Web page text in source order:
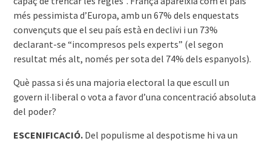
més pessimista d’Europa, amb un 67% dels enquestats
convençuts que el seu país està en declivi i un 73%
declarant-se “incompresos pels experts” (el segon
resultat més alt, només per sota del 74% dels espanyols).
Què passa si és una majoria electoral la que escull un
govern il·liberal o vota a favor d’una concentració absoluta
del poder?
ESCENIFICACIÓ. Del populisme al despotisme hi va un